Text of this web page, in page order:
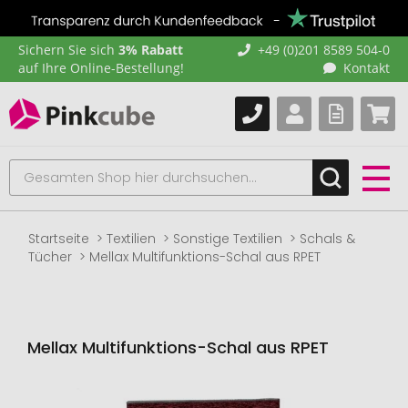
Sichern Sie sich 3% Rabatt
auf Ihre Online-Bestellung!
+49 (0)201 8589 504-0
Kontakt
Startseite Textilien Sonstige Textilien
Schals &
Tücher
Mellax Multifunktions-Schal aus RPET
Mellax Multifunktions-Schal aus RPET